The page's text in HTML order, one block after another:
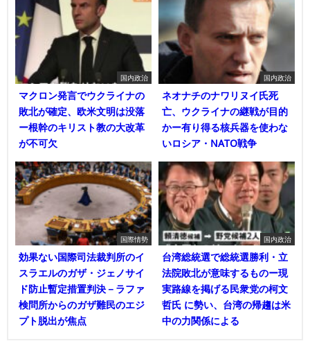
国内政治
マクロン発言でウクライナの
敗北が確定、欧米文明は没落
ー根幹のキリスト教の大改革
が不可欠
国内政治
ネオナチのナワリヌイ氏死
亡、ウクライナの継戦が目的
かー有り得る核兵器を使わな
いロシア・NATO戦争
国際情勢
効果ない国際司法裁判所のイ
スラエルのガザ・ジェノサイ
ド防止暫定措置判決－ラファ
検問所からのガザ難民のエジ
プト脱出が焦点
国内政治
台湾総統選で総統選勝利・立
法院敗北が意味するものー現
実路線を掲げる民衆党の柯文
哲氏 に勢い、台湾の帰趨は米
中の力関係による